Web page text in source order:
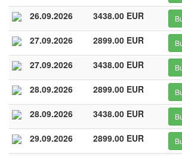
26.09.2026 3438.00 EUR
27.09.2026 2899.00 EUR
27.09.2026 3438.00 EUR
28.09.2026 2899.00 EUR
28.09.2026 3438.00 EUR
29.09.2026 2899.00 EUR